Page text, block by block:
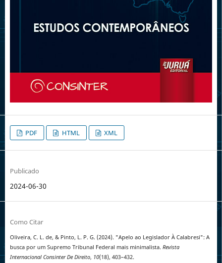
PDF HTML XML
Publicado
2024-06-30
Como Citar
Oliveira, C. L. de, & Pinto, L. P. G. (2024). "Apelo ao Legislador À Calabresi": A
busca por um Supremo Tribunal Federal mais minimalista. Revista
Internacional Consinter De Direito, 10(18), 403–432.